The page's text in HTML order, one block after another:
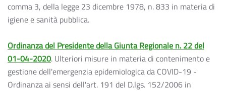
comma 3, della legge 23 dicembre 1978, n. 833 in materia di
igiene e sanità pubblica.
Ordinanza del Presidente della Giunta Regionale n. 22 del
01-04-2020. Ulteriori misure in materia di contenimento e
gestione dell'emergenzia epidemiologica da COVID-19 -
Ordinanza ai sensi dell'art. 191 del D.lgs. 152/2006 in